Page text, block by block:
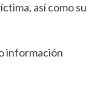
así como su
información